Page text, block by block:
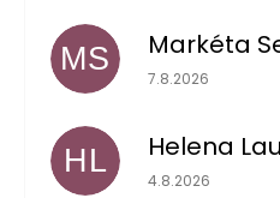
MS Markéta
Hodnocení
7.8.2026
HL Helena
Hodnocení
4.8.2026